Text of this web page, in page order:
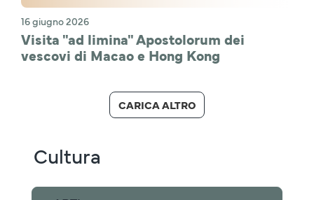
16 giugno 2026
Visita "ad limina" Apostolorum dei
vescovi di Macao e Hong Kong
CARICA ALTRO
Cultura